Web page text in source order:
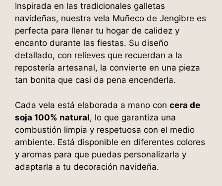
Inspirada en las tradicionales galletas
navideñas, nuestra vela Muñeco de Jengibre es
perfecta para llenar tu hogar de calidez y
encanto durante las fiestas. Su diseño
detallado, con relieves que recuerdan a la
repostería artesanal, la convierte en una pieza
tan bonita que casi da pena encenderla.
Cada vela está elaborada a mano con cera de
soja 100% natural, lo que garantiza una
combustión limpia y respetuosa con el medio
ambiente. Está disponible en diferentes colores
y aromas para que puedas personalizarla y
adaptarla a tu decoración navideña.